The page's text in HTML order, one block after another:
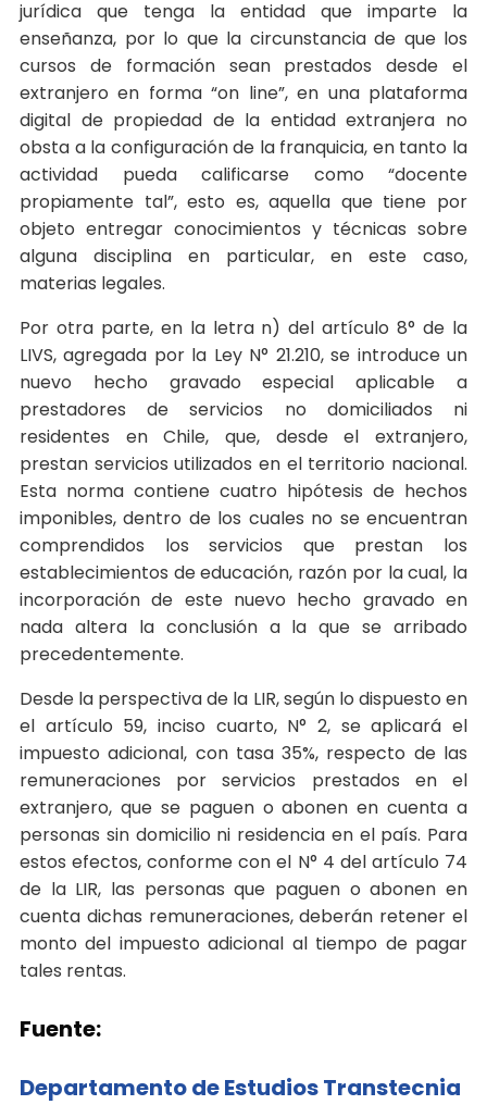
jurídica que tenga la entidad que imparte la
enseñanza, por lo que la circunstancia de que los
cursos de formación sean prestados desde el
extranjero en forma “on line”, en una plataforma
digital de propiedad de la entidad extranjera no
obsta a la configuración de la franquicia, en tanto la
actividad pueda calificarse como “docente
propiamente tal”, esto es, aquella que tiene por
objeto entregar conocimientos y técnicas sobre
alguna disciplina en particular, en este caso,
materias legales.
Por otra parte, en la letra n) del artículo 8° de la
LIVS, agregada por la Ley N° 21.210, se introduce un
nuevo hecho gravado especial aplicable a
prestadores de servicios no domiciliados ni
residentes en Chile, que, desde el extranjero,
prestan servicios utilizados en el territorio nacional.
Esta norma contiene cuatro hipótesis de hechos
imponibles, dentro de los cuales no se encuentran
comprendidos los servicios que prestan los
establecimientos de educación, razón por la cual, la
incorporación de este nuevo hecho gravado en
nada altera la conclusión a la que se arribado
precedentemente.
Desde la perspectiva de la LIR, según lo dispuesto en
el artículo 59, inciso cuarto, N° 2, se aplicará el
impuesto adicional, con tasa 35%, respecto de las
remuneraciones por servicios prestados en el
extranjero, que se paguen o abonen en cuenta a
personas sin domicilio ni residencia en el país. Para
estos efectos, conforme con el N° 4 del artículo 74
de la LIR, las personas que paguen o abonen en
cuenta dichas remuneraciones, deberán retener el
monto del impuesto adicional al tiempo de pagar
tales rentas.
Fuente:
Departamento de Estudios Transtecnia